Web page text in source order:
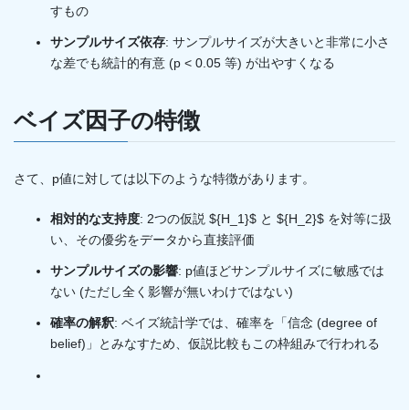
すもの
サンプルサイズ依存: サンプルサイズが大きいと非常に小さ
な差でも統計的有意 (p < 0.05 等) が出やすくなる
ベイズ因子の特徴
さて、p値に対しては以下のような特徴があります。
相対的な支持度: 2つの仮説 ${H_1}$​ と ${H_2}$​ を対等に扱
い、その優劣をデータから直接評価
サンプルサイズの影響: p値ほどサンプルサイズに敏感では
ない (ただし全く影響が無いわけではない)
確率の解釈: ベイズ統計学では、確率を「信念 (degree of
belief)」とみなすため、仮説比較もこの枠組みで行われる